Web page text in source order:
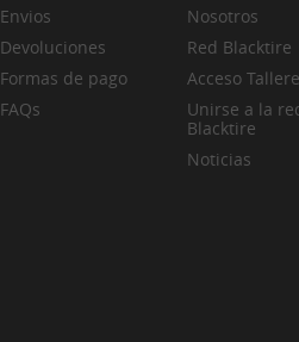
Envios
Devoluciones
Formas de pago
FAQs
Nosotros
Red Blacktire
Acceso
Unirse a la
Blacktire
Noticias